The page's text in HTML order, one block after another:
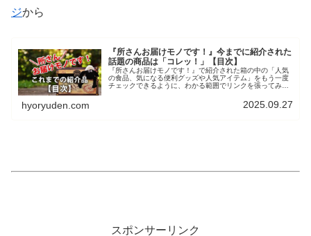
ジから
『所さんお届けモノです！』今までに紹介された
話題の商品は「コレッ！」【目次】
『所さんお届けモノです！』で紹介された箱の中の「人気
の食品、気になる便利グッズや人気アイテム」をもう一度
チェックできるように、わかる範囲でリンクを張ってみま
hyoryuden.com 2025.09.27
スポンサーリンク